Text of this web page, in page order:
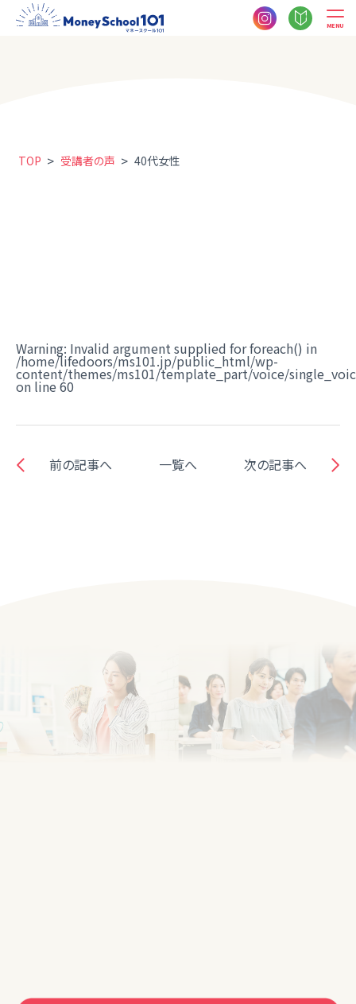
MENU
TOP > 受講者の声 > 40代女性
Warning: Invalid argument supplied for foreach() in
/home/lifedoors/ms101.jp/public_html/wp-
content/themes/ms101/template_part/voice/
on line 60
前の記事へ 一覧へ 次の記事へ